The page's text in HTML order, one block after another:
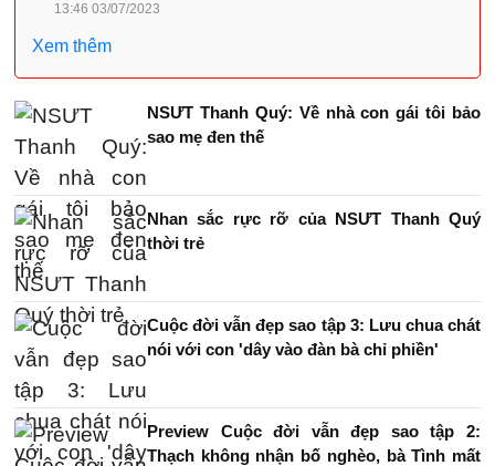
13:46 03/07/2023
Xem thêm
NSƯT Thanh Quý: Về nhà con gái tôi bảo
sao mẹ đen thế
Nhan sắc rực rỡ của NSƯT Thanh Quý
thời trẻ
Cuộc đời vẫn đẹp sao tập 3: Lưu chua chát
nói với con 'dây vào đàn bà chỉ phiền'
Preview Cuộc đời vẫn đẹp sao tập 2:
Thạch không nhận bố nghèo, bà Tình mất